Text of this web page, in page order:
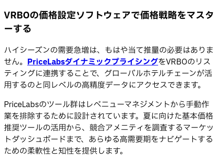
VRBOの価格設定ソフトウェアで価格戦略をマスタ
ーする
ハイシーズンの需要急増は、もはや当て推量の必要はありま
せん。 PriceLabsダイナミックプライシングをVRBOのリス
ティングに連携することで、グローバルホテルチェーンが活
用するのと同レベルの高精度データにアクセスできます。
PriceLabsのツール群はレベニューマネジメントから手動作
業を排除するために設計されています。夏に向けた基本価格
推奨ツールの活用から、競合アメニティを調査するマーケッ
トダッシュボードまで、あらゆる高需要期をナビゲートする
ための柔軟性と知性を提供します。